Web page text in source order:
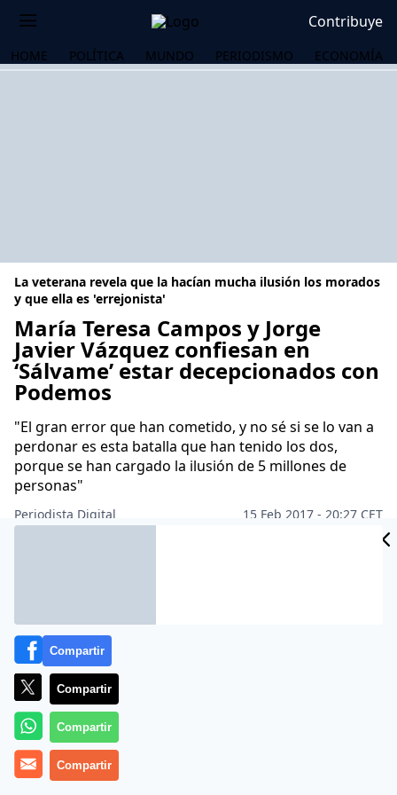
Contribuye
HOME POLÍTICA MUNDO PERIODISMO ECONOMÍA
La veterana revela que la hacían mucha ilusión los morados
y que ella es 'errejonista'
María Teresa Campos y Jorge
Javier Vázquez confiesan en
‘Sálvame’ estar decepcionados con
Podemos
"El gran error que han cometido, y no sé si se lo van a
perdonar es esta batalla que han tenido los dos,
porque se han cargado la ilusión de 5 millones de
personas"
Periodista Digital
15 Feb 2017 - 20:27 CET
MARÍA
Compartir
Compartir
Compartir
Compartir